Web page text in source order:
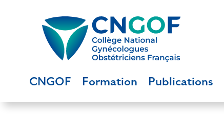
CNGOF Formation Publications